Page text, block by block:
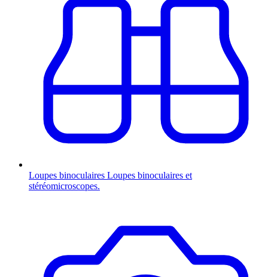
Loupes binoculaires Loupes binoculaires et
stéréomicroscopes.